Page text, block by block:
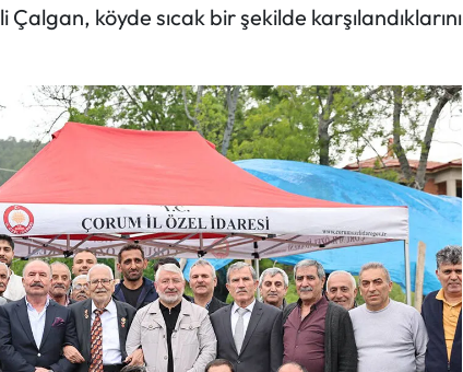
köyde sıcak bir şekilde karşılandıklarını